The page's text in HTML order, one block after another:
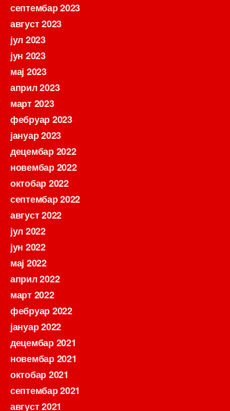
септембар 2023
август 2023
јул 2023
јун 2023
мај 2023
април 2023
март 2023
фебруар 2023
јануар 2023
децембар 2022
новембар 2022
октобар 2022
септембар 2022
август 2022
јул 2022
јун 2022
мај 2022
април 2022
март 2022
фебруар 2022
јануар 2022
децембар 2021
новембар 2021
октобар 2021
септембар 2021
август 2021